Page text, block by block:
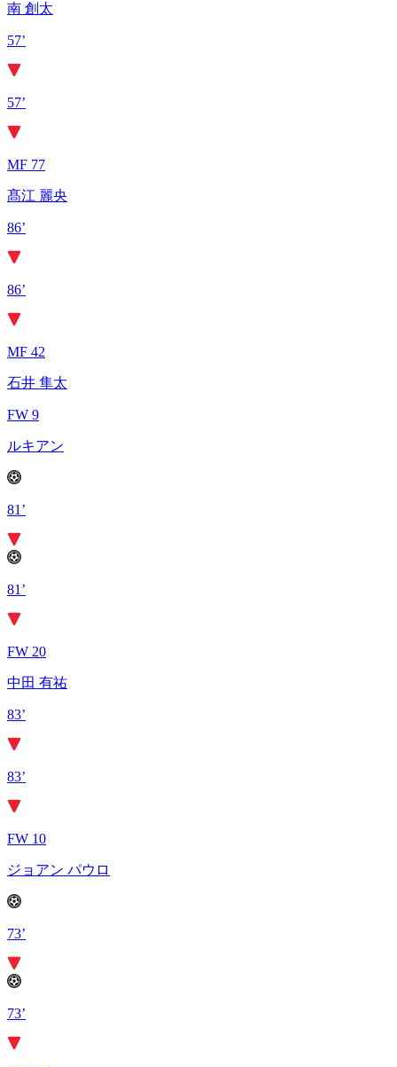
南 創太
57’
57’
MF 77
髙江 麗央
86’
86’
MF 42
石井 隼太
FW 9
ルキアン
81’
81’
FW 20
中田 有祐
83’
83’
FW 10
ジョアン パウロ
73’
73’